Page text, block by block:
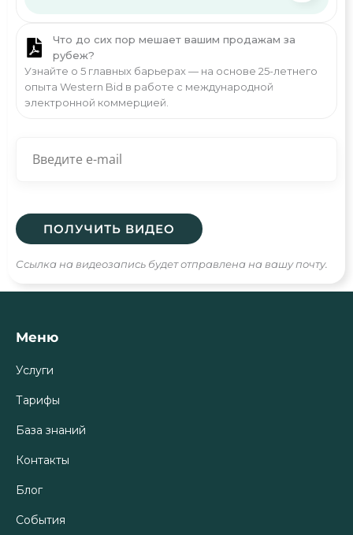
Что до сих пор мешает вашим продажам за
рубеж?
Узнайте о 5 главных барьерах — на основе 25-летнего
опыта Western Bid в работе с международной
электронной коммерцией.
Ссылка на видеозапись будет отправлена на вашу почту.
Меню
Услуги
Тарифы
База знаний
Контакты
Блог
События